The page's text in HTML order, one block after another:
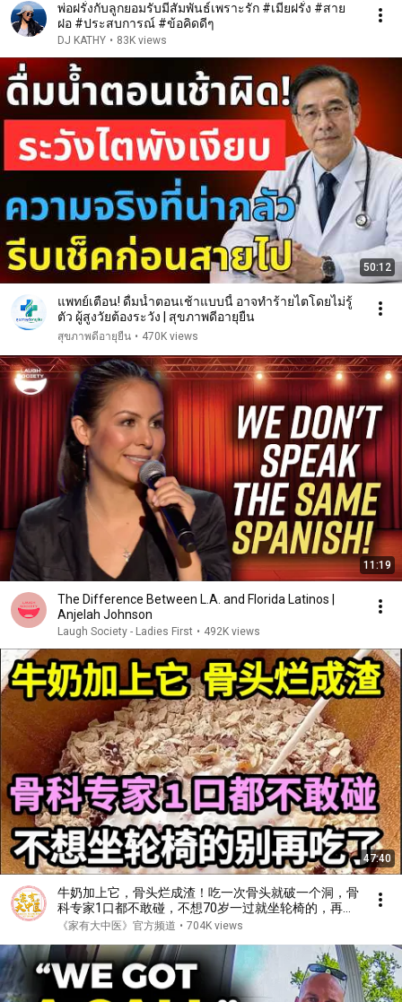
พ่อฝรั่งกับลูกยอมรับมีสัมพันธ์เพราะรัก #เมียฝรั่ง #สาย
ฝอ #ประสบการณ์ #ข้อคิดดีๆ
DJ KATHY • 83K views
50:12
แพทย์เตือน! ดื่มน้ำตอนเช้าแบบนี้ อาจทำร้ายไตโดยไม่รู้
ตัว ผู้สูงวัยต้องระวัง | สุขภาพดีอายุยืน
สุขภาพดีอายุยืน • 470K views
11:19
The Difference Between L.A. and Florida Latinos |
Anjelah Johnson
Laugh Society - Ladies First • 492K views
47:40
牛奶加上它，骨头烂成渣！吃一次骨头就破一个洞，骨
科专家1口都不敢碰，不想70岁一过就坐轮椅的，再喜
欢都要忌口！【家庭大医生】
《家有大中医》官方频道 • 704K views